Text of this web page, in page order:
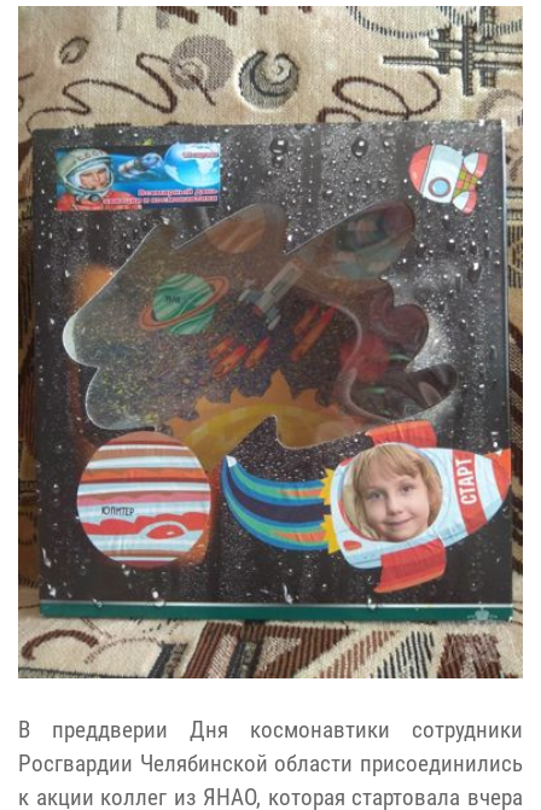
В преддверии Дня космонавтики сотрудники
Росгвардии Челябинской области присоединились
к акции коллег из ЯНАО, которая стартовала вчера